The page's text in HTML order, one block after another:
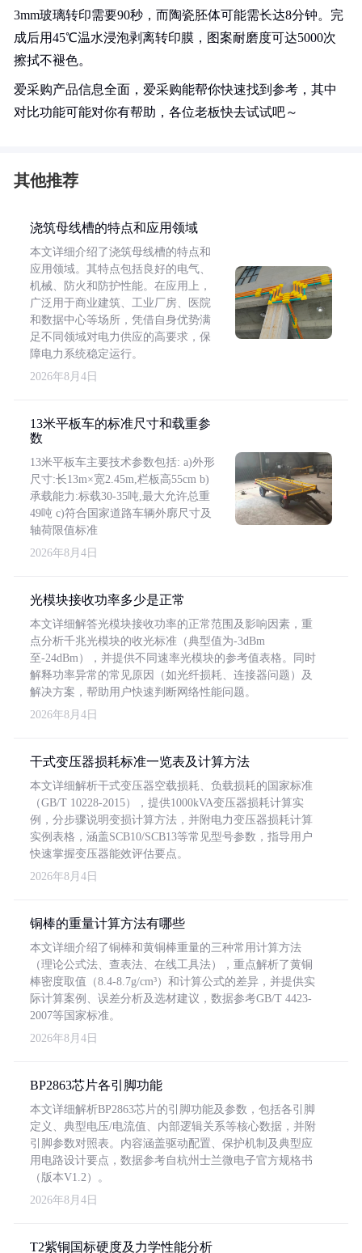
3mm玻璃转印需要90秒，而陶瓷胚体可能需长达8分钟。完
成后用45℃温水浸泡剥离转印膜，图案耐磨度可达5000次
擦拭不褪色。
爱采购产品信息全面，爱采购能帮你快速找到参考，其中
对比功能可能对你有帮助，各位老板快去试试吧～
其他推荐
浇筑母线槽的特点和应用领域
本文详细介绍了浇筑母线槽的特点和
应用领域。其特点包括良好的电气、
机械、防火和防护性能。在应用上，
广泛用于商业建筑、工业厂房、医院
和数据中心等场所，凭借自身优势满
足不同领域对电力供应的高要求，保
障电力系统稳定运行。
2026年8月4日
13米平板车的标准尺寸和载重参
数
13米平板车主要技术参数包括: a)外形
尺寸:长13m×宽2.45m,栏板高55cm b)
承载能力:标载30-35吨,最大允许总重
49吨 c)符合国家道路车辆外廓尺寸及
轴荷限值标准
2026年8月4日
光模块接收功率多少是正常
本文详细解答光模块接收功率的正常范围及影响因素，重
点分析千兆光模块的收光标准（典型值为-3dBm
至-24dBm），并提供不同速率光模块的参考值表格。同时
解释功率异常的常见原因（如光纤损耗、连接器问题）及
解决方案，帮助用户快速判断网络性能问题。
2026年8月4日
干式变压器损耗标准一览表及计算方法
本文详细解析干式变压器空载损耗、负载损耗的国家标准
（GB/T 10228-2015），提供1000kVA变压器损耗计算实
例，分步骤说明变损计算方法，并附电力变压器损耗计算
实例表格，涵盖SCB10/SCB13等常见型号参数，指导用户
快速掌握变压器能效评估要点。
2026年8月4日
铜棒的重量计算方法有哪些
本文详细介绍了铜棒和黄铜棒重量的三种常用计算方法
（理论公式法、查表法、在线工具法），重点解析了黄铜
棒密度取值（8.4-8.7g/cm³）和计算公式的差异，并提供实
际计算案例、误差分析及选材建议，数据参考GB/T 4423-
2007等国家标准。
2026年8月4日
BP2863芯片各引脚功能
本文详细解析BP2863芯片的引脚功能及参数，包括各引脚
定义、典型电压/电流值、内部逻辑关系等核心数据，并附
引脚参数对照表。内容涵盖驱动配置、保护机制及典型应
用电路设计要点，数据参考自杭州士兰微电子官方规格书
（版本V1.2）。
2026年8月4日
T2紫铜国标硬度及力学性能分析